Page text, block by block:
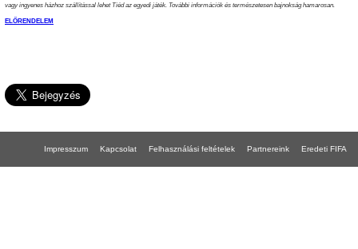
vagy ingyenes házhoz szállítással lehet Tiéd az egyedi játék. További információk és természetesen bajnokság hamarosan.
ELŐRENDELEM
Impresszum Kapcsolat Felhasználási feltételek Partnereink Eredeti FIFA